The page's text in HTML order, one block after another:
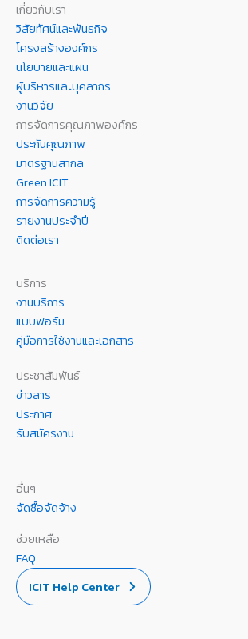
เกี่ยวกับเรา
วิสัยทัศน์และพันธกิจ
โครงสร้างองค์กร
นโยบายและแผน
ผู้บริหารและบุคลากร
งานวิจัย
การจัดการคุณภาพองค์กร
ประกันคุณภาพ
มาตรฐานสากล
Green ICIT
การจัดการความรู้
รายงานประจำปี
ติดต่อเรา
บริการ
งานบริการ
แบบฟอร์ม
คู่มือการใช้งานและเอกสาร
ประชาสัมพันธ์
ข่าวสาร
ประกาศ
รับสมัครงาน
อื่นๆ
จัดซื้อจัดจ้าง
ช่วยเหลือ
FAQ
ICIT Help Center